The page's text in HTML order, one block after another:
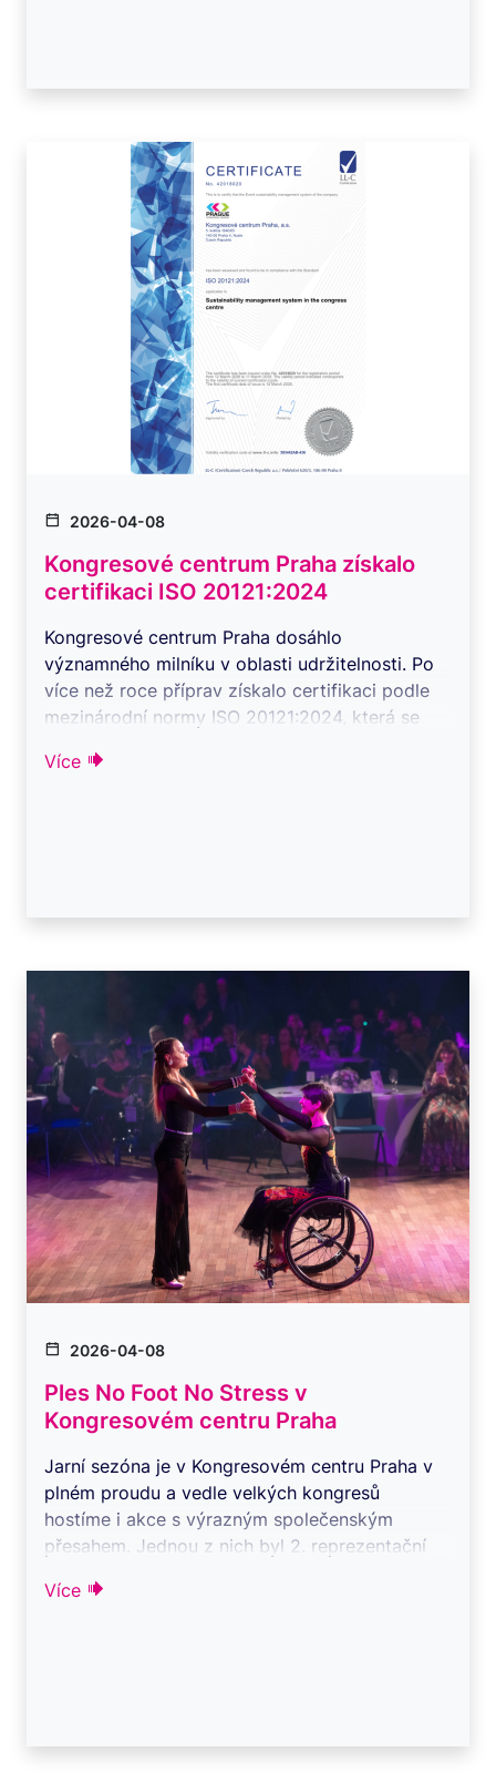
2026-04-08
Kongresové centrum Praha získalo
certifikaci ISO 20121:2024
Kongresové centrum Praha dosáhlo
významného milníku v oblasti udržitelnosti. Po
více než roce příprav získalo certifikaci podle
mezinárodní normy ISO 20121:2024, která se
Více
2026-04-08
Ples No Foot No Stress v
Kongresovém centru Praha
Jarní sezóna je v Kongresovém centru Praha v
plném proudu a vedle velkých kongresů
hostíme i akce s výrazným společenským
přesahem. Jednou z nich byl 2. reprezentační
Více